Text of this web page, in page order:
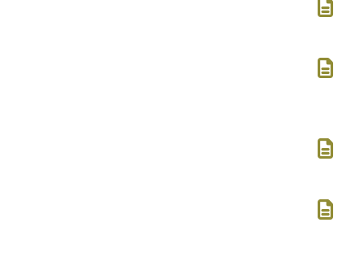



